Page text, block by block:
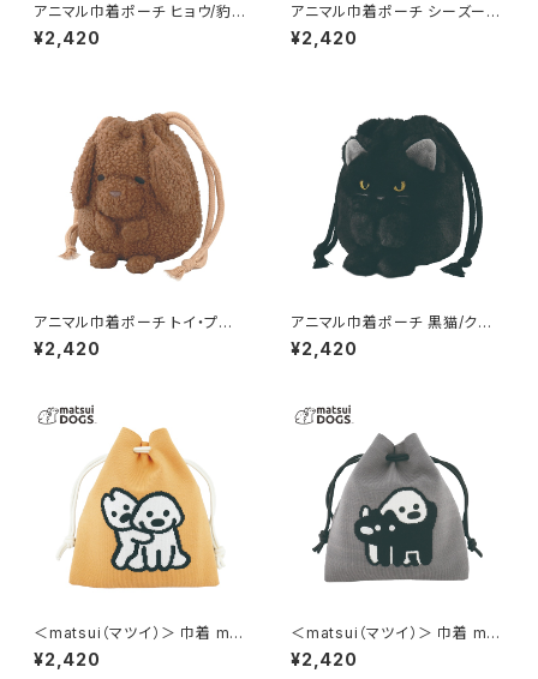
アニマル巾着ポーチ ヒョウ/豹
GPO0408-D
¥2,420
アニマル巾着ポーチ シーズー G
PO0408-C
¥2,420
アニマル巾着ポーチ トイ・プード
ル GPO0408-B
¥2,420
アニマル巾着ポーチ 黒猫/クロ
ネコ GPO0408-A
¥2,420
＜matsui（マツイ）＞ 巾着 mat
sui DOGS LMA-P006-YE
（イエロー）
¥2,420
＜matsui（マツイ）＞ 巾着 mat
sui DOGS LMA-P006-GY
（グレー）
¥2,420